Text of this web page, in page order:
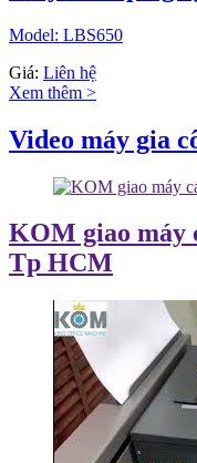
Model: LBS650
Giá: Liên hệ
Xem thêm >
Video máy gia
KOM giao máy
Tp HCM